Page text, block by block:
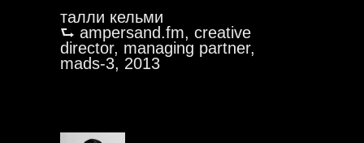
талли кельми
⮑ ampersand.fm, creative
director, managing partner,
mads-3, 2013